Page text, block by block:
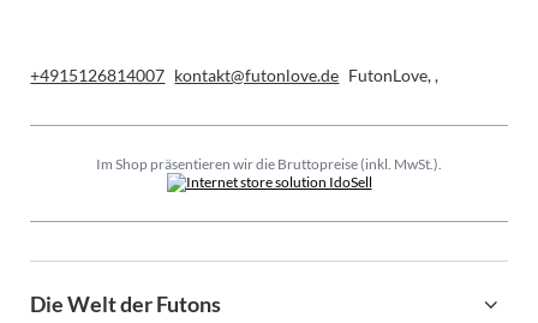
+4915126814007 kontakt@futonlove.de FutonLove,,
Im Shop präsentieren wir die Bruttopreise (inkl. MwSt.).
Die Welt der Futons